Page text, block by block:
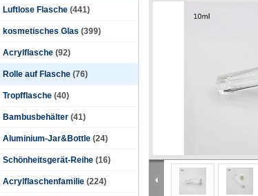
Luftlose Flasche (441)
kosmetisches Glas (399)
Acrylflasche (92)
Rolle auf Flasche (76)
Tropfflasche (40)
Bambusbehälter (41)
Aluminium-Jar&Bottle (24)
Schönheitsgerät-Reihe (16)
Acrylflaschenfamilie (224)